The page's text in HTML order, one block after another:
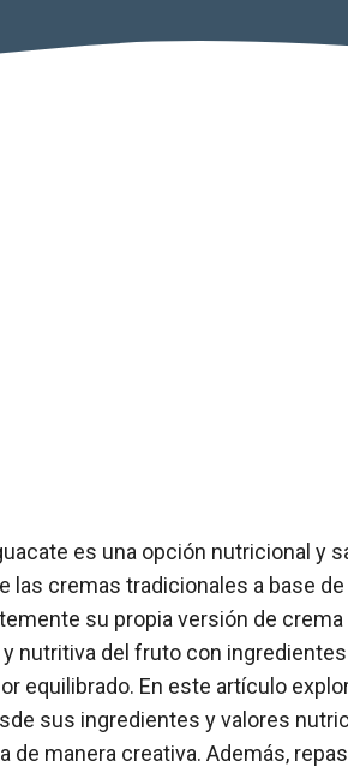
es una opción nutricional y
las cremas tradicionales a base
su propia versión de
y nutritiva del fruto con
equilibrado. En este artículo
sus ingredientes y valores
de manera creativa. Además,